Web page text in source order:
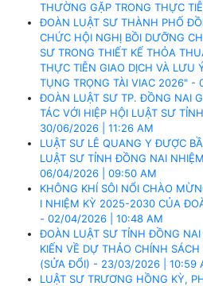
THƯỜNG GẶP TRONG THỰC
ĐOÀN LUẬT SƯ THÀNH PHỐ
CHỨC HỘI NGHỊ BỒI DƯỠNG
SƯ TRONG THIẾT KẾ THỎA
THỰC TIỄN GIAO DỊCH VÀ LƯU
TỤNG TRỌNG TÀI VIAC 2026"
ĐOÀN LUẬT SƯ TP. ĐỒNG NAI
TÁC VỚI HIỆP HỘI LUẬT SƯ
30/06/2026 | 11:26 AM
LUẬT SƯ LÊ QUANG Y ĐƯỢC
LUẬT SƯ TỈNH ĐỒNG NAI
06/04/2026 | 09:50 AM
KHÔNG KHÍ SÔI NỔI CHÀO
I NHIỆM KỲ 2025-2030 CỦA
- 02/04/2026 | 10:48 AM
ĐOÀN LUẬT SƯ TỈNH ĐỒNG
KIẾN VỀ DỰ THẢO CHÍNH
(SỬA ĐỔI) - 23/03/2026 | 10:59
LUẬT SƯ TRƯƠNG HỒNG KỲ,